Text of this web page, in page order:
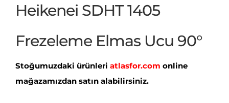
Heikenei SDHT 1405
Frezeleme Elmas Ucu 90°
Stoğumuzdaki ürünleri atlasfor.com online
mağazamızdan satın alabilirsiniz.